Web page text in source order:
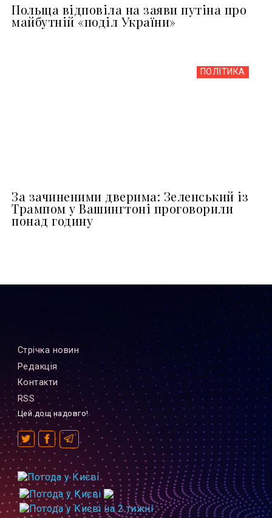
Польща відповіла на заяви путіна про
майбутній «поділ України»
ПОЛІТИКА
За зачиненими дверима: Зеленський із
Трампом у Вашингтоні проговорили
понад годину
Стрiчка новин
Редакцiя
Контакти
RSS
Цей дощ надовго!